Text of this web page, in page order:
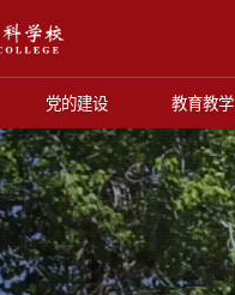
党的建设 教育教学